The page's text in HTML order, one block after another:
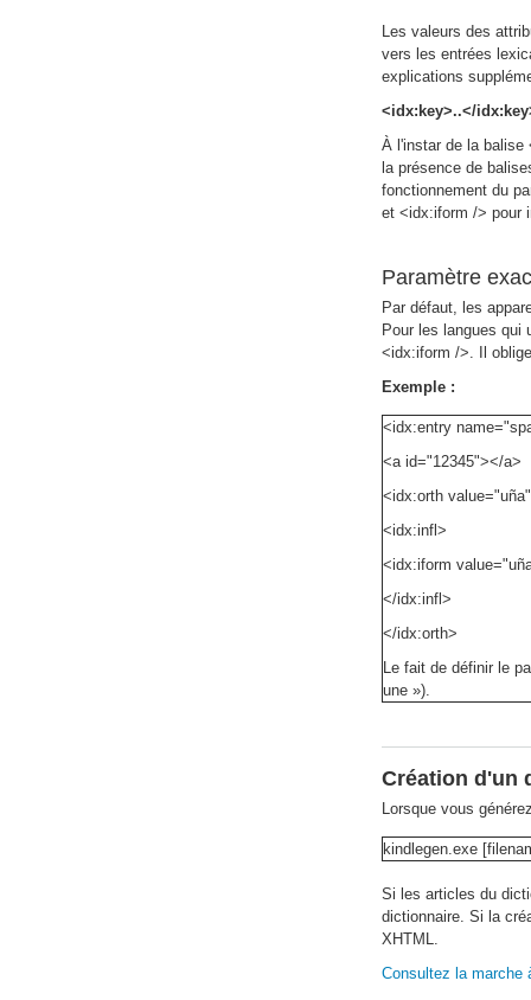
Les valeurs des
vers les entrées
explications
<idx:key>..</
À l'instar de la balise
la présence de
fonctionnement du
et <idx:iform /> pour
Paramètre
Par défaut, les
Pour les langues
<idx:iform />. Il
Exemple :
<idx:entry
<a id="12345"></a>
<idx:orth
<idx:infl>
<idx:iform
</idx:infl>
</idx:orth>
Le fait de définir le
une »).
Création d'un
Lorsque vous
kindlegen.exe
Si les articles du
dictionnaire. Si la
XHTML.
Consultez la marche